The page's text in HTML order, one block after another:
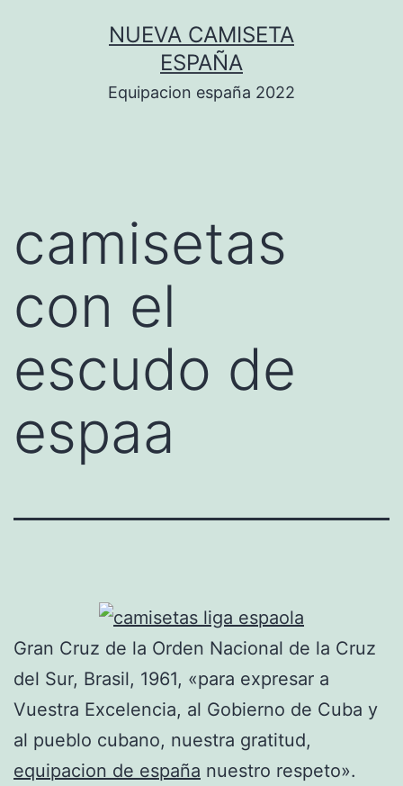
NUEVA CAMISETA
ESPAÑA
Equipacion españa 2022
camisetas
con el
escudo de
espaa
Gran Cruz de la Orden Nacional de la Cruz
del Sur, Brasil, 1961, «para expresar a
Vuestra Excelencia, al Gobierno de Cuba y
al pueblo cubano, nuestra gratitud,
equipacion de españa nuestro respeto».